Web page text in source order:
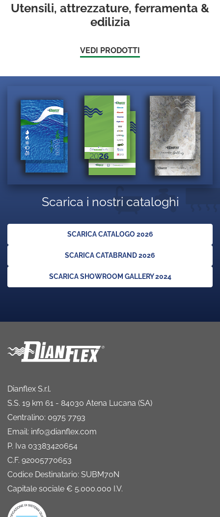
Utensili, attrezzature, ferramenta &
edilizia
VEDI PRODOTTI
Scarica i nostri cataloghi
SCARICA CATALOGO 2026
SCARICA CATABRAND 2026
SCARICA SHOWROOM GALLERY 2024
Dianflex S.r.l.
S.S. 19 km 61 - 84030 Atena Lucana (SA)
Centralino: 0975 7793
Email: info@dianflex.com
P. Iva 03383420654
C.F. 92005770653
Codice Destinatario: SUBM70N
Capitale sociale € 5.000.000 I.V.